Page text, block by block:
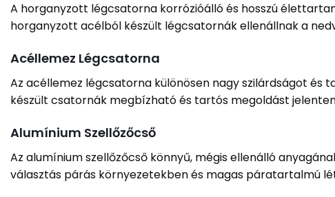
A horganyzott légcsatorna korrózióálló és hosszú
horganyzott acélból készült légcsatornák ellenállnak a
Acéllemez Légcsatorna
Az acéllemez légcsatorna különösen nagy szilárdságot és
készült csatornák megbízható és tartós megoldást
Alumínium Szellőzőcső
Az alumínium szellőzőcső könnyű, mégis ellenálló
választás párás környezetekben és magas páratartalmú